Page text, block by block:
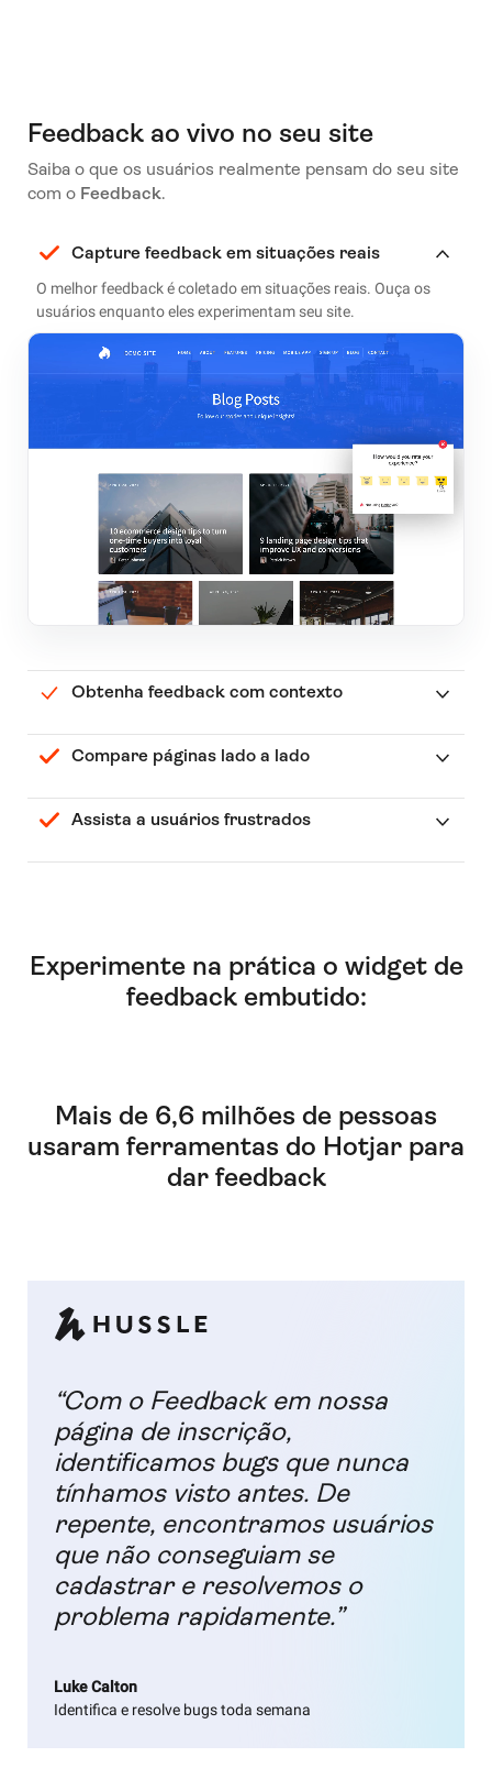
Feedback ao vivo no seu site
Saiba o que os usuários realmente pensam do seu site
com o Feedback.
Capture feedback em situações reais
O melhor feedback é coletado em situações reais. Ouça os
usuários enquanto eles experimentam seu site.
Obtenha feedback com contexto
Compare páginas lado a lado
Assista a usuários frustrados
Experimente na prática o widget de
feedback embutido:
Mais de 6,6 milhões de pessoas
usaram ferramentas do Hotjar para
dar feedback
“Com o Feedback em nossa
página de inscrição,
identificamos bugs que nunca
tínhamos visto antes. De
repente, encontramos usuários
que não conseguiam se
cadastrar e resolvemos o
problema rapidamente.”
Luke Calton
Identifica e resolve bugs toda semana